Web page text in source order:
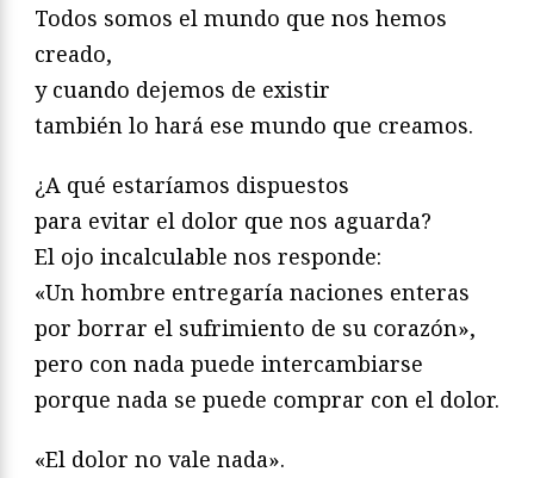
Todos somos el mundo que nos hemos
creado,
y cuando dejemos de existir
también lo hará ese mundo que creamos.
¿A qué estaríamos dispuestos
para evitar el dolor que nos aguarda?
El ojo incalculable nos responde:
«Un hombre entregaría naciones enteras
por borrar el sufrimiento de su corazón»,
pero con nada puede intercambiarse
porque nada se puede comprar con el dolor.
«El dolor no vale nada».